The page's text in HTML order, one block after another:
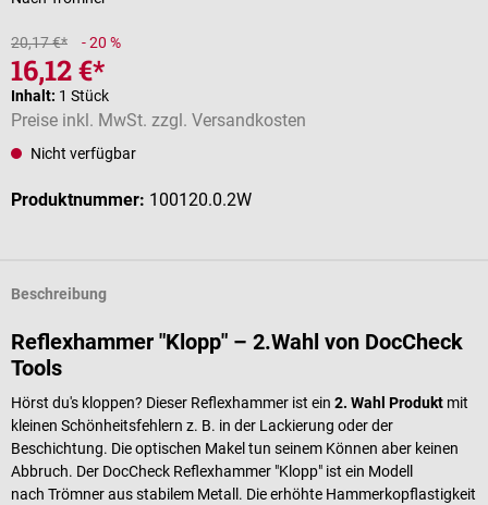
20,17 €* - 20 %
16,12 €*
Inhalt: 1 Stück
Preise inkl. MwSt. zzgl. Versandkosten
Nicht verfügbar
Produktnummer: 100120.0.2W
Beschreibung
Reflexhammer "Klopp" – 2.Wahl von DocCheck
Tools
Hörst du's kloppen? Dieser Reflexhammer ist ein 2. Wahl Produkt mit
kleinen Schönheitsfehlern z. B. in der Lackierung oder der
Beschichtung. Die optischen Makel tun seinem Können aber keinen
Abbruch. Der DocCheck Reflexhammer "Klopp" ist ein Modell
nach Trömneraus stabilem Metall. Die erhöhte Hammerkopflastigkeit